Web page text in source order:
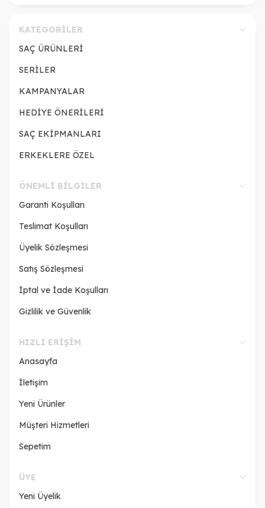
KATEGORILER
SAÇ ÜRÜNLERİ
SERİLER
KAMPANYALAR
HEDİYE ÖNERİLERİ
SAÇ EKİPMANLARI
ERKEKLERE ÖZEL
ÖNEMLI BILGILER
Garanti Koşulları
Teslimat Koşulları
Üyelik Sözleşmesi
Satış Sözleşmesi
İptal ve İade Koşulları
Gizlilik ve Güvenlik
HIZLI ERIŞIM
Anasayfa
İletişim
Yeni Ürünler
Müşteri Hizmetleri
Sepetim
ÜYE
Yeni Üyelik